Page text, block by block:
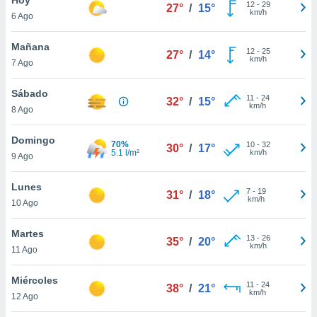
en
más
nuestra
de
cookies
aceptar
6 Ago
27° / 15° 12- 29
km/h
Mañana
7 Ago
27° / 14° 12- 25
km/h
Sábado
8 Ago
32° / 15° 11 - 24
km/h
Domingo
9 Ago
70%
5.1 l/m²
30° / 17° 10- 32
km/h
Lunes
10 Ago
31° / 18° 7- 19
km/h
Martes
11 Ago
35° / 20° 13- 26
km/h
Miércoles
12 Ago
38° / 21° 11 - 24
km/h